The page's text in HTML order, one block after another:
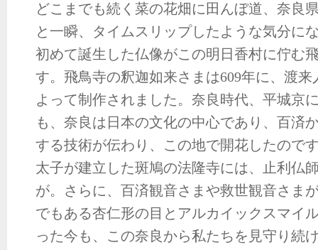
どこまでも続く菜の花畑に田んぼ道、奈良
と一瞬、タイムスリップしたような気分に
初めて誕生した仏像がこの明日香村に佇む
す。飛鳥寺の釈迦如来さまは609年に、渡
よって制作されました。奈良時代、平城京
も、奈良は日本の文化の中心であり、百済
する技術が伝わり、この地で開花したので
太子が建立した斑鳩の法隆寺には、止利仏
が。さらに、百済観音さまや救世観音さま
でもある杏仁形の目とアルカイックスマイ
った今も、この奈良から私たちを見守り続